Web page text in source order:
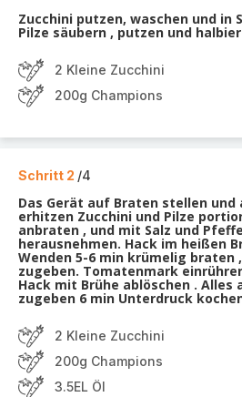
Zucchini putzen, waschen und in
Pilze säubern , putzen und
2 Kleine Zucchini
200g Champions
Schritt 2 /4
Das Gerät auf Braten stellen und
erhitzen Zucchini und Pilze
anbraten , und mit Salz und
herausnehmen. Hack im heißen
Wenden 5-6 min krümelig braten
zugeben. Tomatenmark
Hack mit Brühe ablöschen . Alles
zugeben 6 min Unterdruck
2 Kleine Zucchini
200g Champions
3.5EL Öl